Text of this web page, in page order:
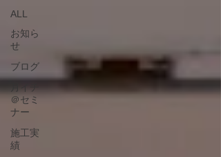
ALL
お知ら
せ
ブログ
月イチ
＠セミ
ナー
施工実
績